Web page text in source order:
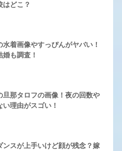
はどこ？
水着画像やすっぴんがヤバい！
も調査！
旦那タロフの画像！夜の回数や
理由がスゴい！
ンスが上手いけど顔が残念？嫁